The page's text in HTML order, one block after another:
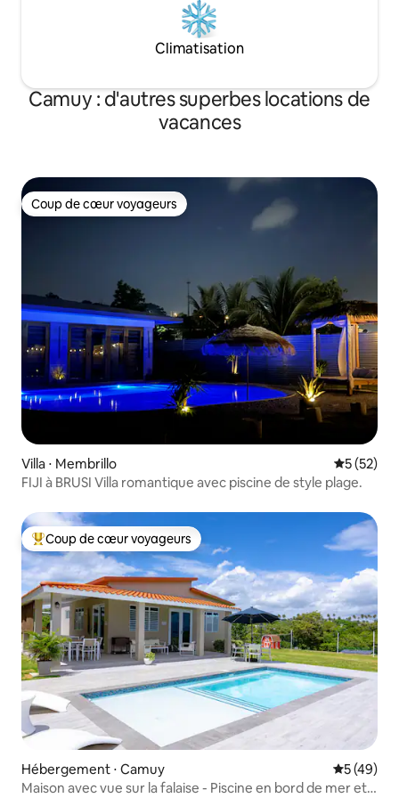
Climatisation
Camuy : d'autres superbes locations de
vacances
Coup de cœur voyageurs
Coup de cœur voyageurs
Villa ⋅ Membrillo
5 (52)
FIJI à BRUSI Villa romantique avec piscine de style plage.
Coups de cœur voyageurs les plus appréciés
Coup de cœur voyageurs
Hébergement ⋅ Camuy
5 (49)
Maison avec vue sur la falaise - Piscine en bord de mer et